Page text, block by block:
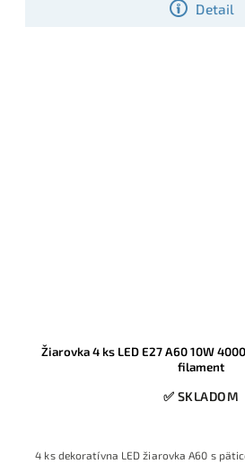
Detail
Žiarovka 4 ks LED E27 A60 10W
filament
✅ SKLADOM
4 ks dekoratívna LED žiarovka A60 s